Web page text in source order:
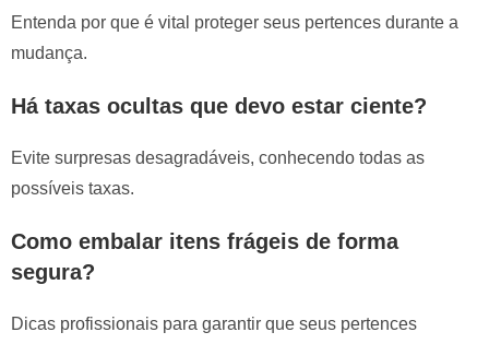
Entenda por que é vital proteger seus pertences durante a
mudança.
Há taxas ocultas que devo estar ciente?
Evite surpresas desagradáveis, conhecendo todas as
possíveis taxas.
Como embalar itens frágeis de forma
segura?
Dicas profissionais para garantir que seus pertences